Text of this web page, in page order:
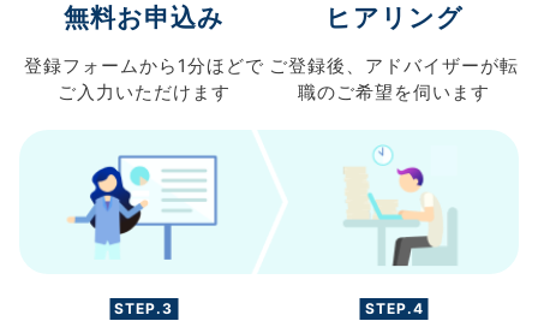
無料お申込み
登録フォームから 1分ほどで
ご入力 いただけます
ヒアリング
ご登録後、 アドバイザーが転
職のご希望を伺います
STEP.3 STEP.4